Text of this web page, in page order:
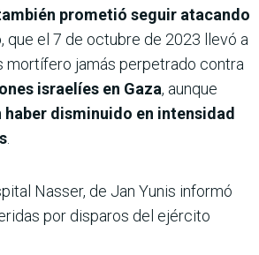
prometió seguir atacando
, que el 7 de octubre de 2023 llevó a
mortífero jamás perpetrado contra
israelíes en Gaza, aunque
haber disminuido en intensidad
Nasser, de Jan Yunis informó
por disparos del ejército